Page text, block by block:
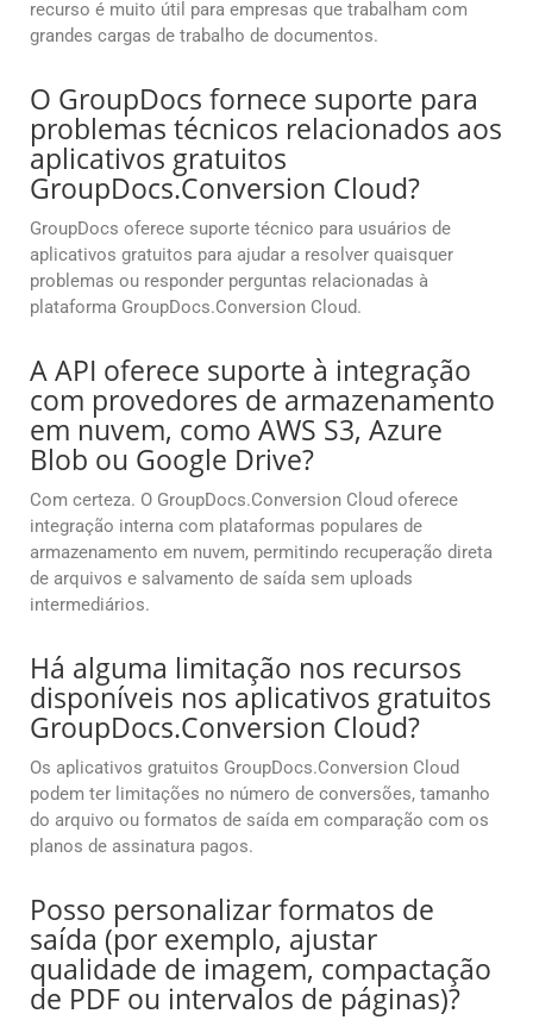
recurso é muito útil para empresas que trabalham com
grandes cargas de trabalho de documentos.
O GroupDocs fornece suporte para
problemas técnicos relacionados aos
aplicativos gratuitos
GroupDocs.Conversion Cloud?
GroupDocs oferece suporte técnico para usuários de
aplicativos gratuitos para ajudar a resolver quaisquer
problemas ou responder perguntas relacionadas à
plataforma GroupDocs.Conversion Cloud.
A API oferece suporte à integração
com provedores de armazenamento
em nuvem, como AWS S3, Azure
Blob ou Google Drive?
Com certeza. O GroupDocs.Conversion Cloud oferece
integração interna com plataformas populares de
armazenamento em nuvem, permitindo recuperação direta
de arquivos e salvamento de saída sem uploads
intermediários.
Há alguma limitação nos recursos
disponíveis nos aplicativos gratuitos
GroupDocs.Conversion Cloud?
Os aplicativos gratuitos GroupDocs.Conversion Cloud
podem ter limitações no número de conversões, tamanho
do arquivo ou formatos de saída em comparação com os
planos de assinatura pagos.
Posso personalizar formatos de
saída (por exemplo, ajustar
qualidade de imagem, compactação
de PDF ou intervalos de páginas)?